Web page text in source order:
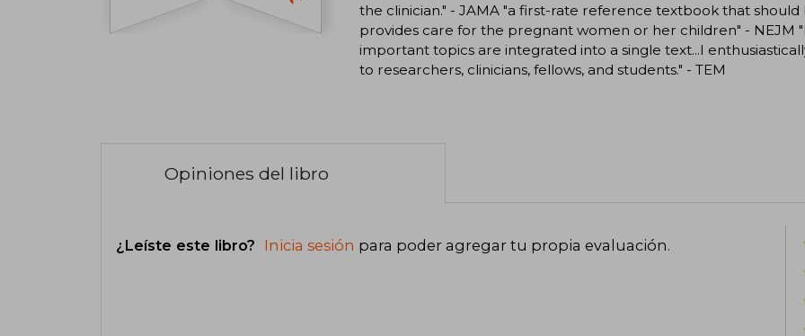
the clinician." - JAMA "a first-rate reference textbook that
provides care for the pregnant women or her children" - NEJM
important topics are integrated into a single text...I
to researchers, clinicians, fellows, and students." - TEM
Opiniones del libro
¿Leíste este libro? Inicia sesión para poder agregar tu propia evaluación.